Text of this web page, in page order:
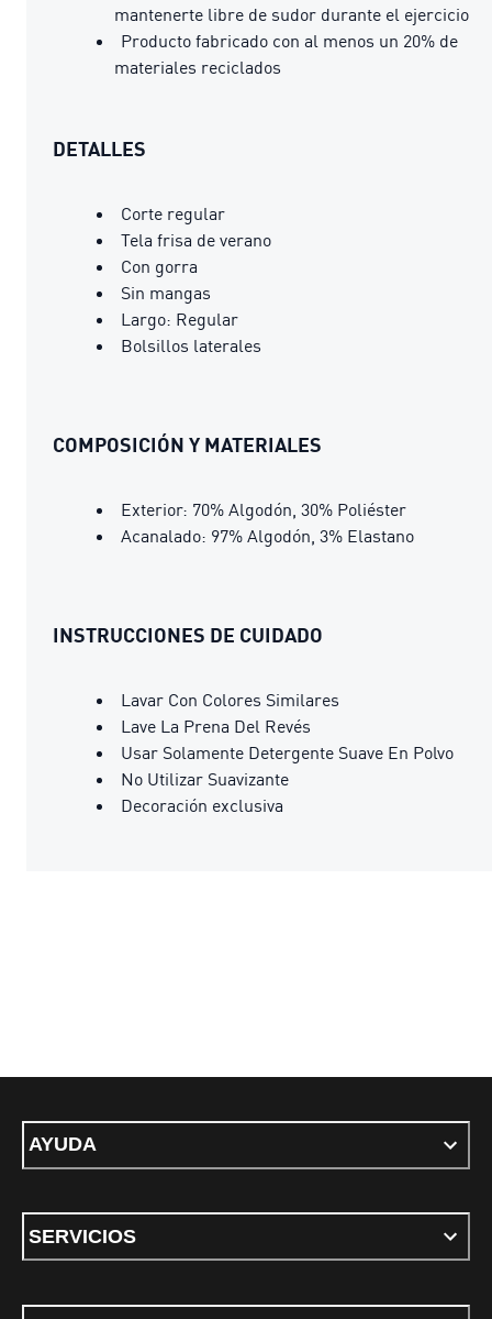
mantenerte libre de sudor durante el ejercicio
Producto fabricado con al menos un 20% de
materiales reciclados
DETALLES
Corte regular
Tela frisa de verano
Con gorra
Sin mangas
Largo: Regular
Bolsillos laterales
COMPOSICIÓN Y MATERIALES
Exterior: 70% Algodón, 30% Poliéster
Acanalado: 97% Algodón, 3% Elastano
INSTRUCCIONES DE CUIDADO
Lavar Con Colores Similares
Lave La Prena Del Revés
Usar Solamente Detergente Suave En Polvo
No Utilizar Suavizante
Decoración exclusiva
AYUDA
SERVICIOS